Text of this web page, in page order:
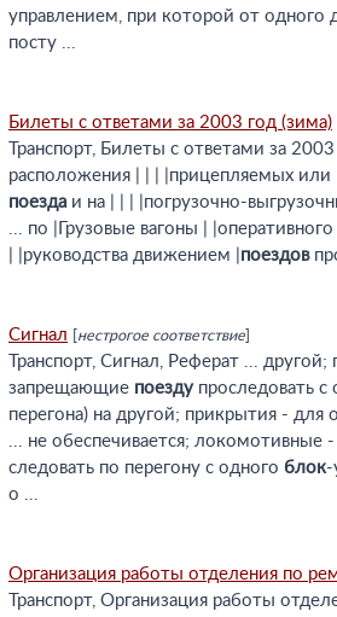
управлением, при которой от одного
посту ...
Билеты с ответами за 2003 год (зима)
Транспорт, Билеты с ответами за
расположения | | | |прицепляемых или
поезда и на | | | |погрузочно-
... по |Грузовые вагоны |
| |руководства движением | поездов
Сигнал нестрогое соответствие
Транспорт, Сигнал, Реферат ...
запрещающие поездупроследовать с
перегона) на другой; прикрытия - для
... не обеспечивается; локомотивные
следовать по перегону с одного блок-
о ...
Организация работы отделения по
Транспорт, Организация работы